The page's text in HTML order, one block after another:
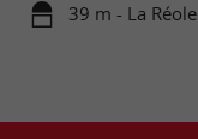
39 m - La Réole